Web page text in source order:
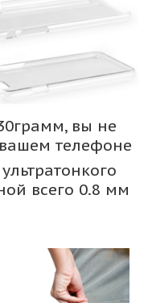
вы не
телефоне
всего 0.8 мм